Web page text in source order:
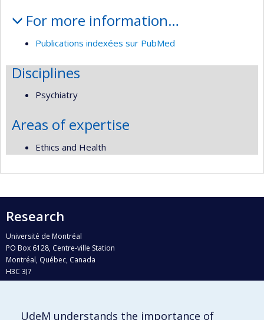
For more information…
Publications indexées sur PubMed
Disciplines
Psychiatry
Areas of expertise
Ethics and Health
Research
Université de Montréal
PO Box 6128, Centre-ville Station
Montréal, Québec, Canada
H3C 3J7
UdeM understands the importance of